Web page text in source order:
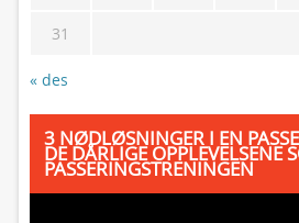
31
« des
3 NØDLØSNINGER I EN
DE DÅRLIGE OPPLEVELSENE
PASSERINGSTRENINGEN